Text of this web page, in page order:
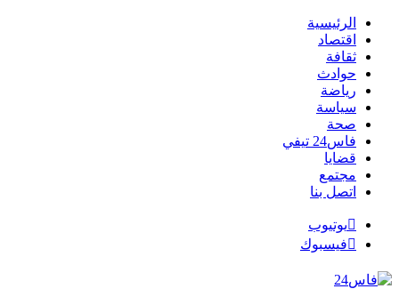
الرئيسية
اقتصاد
ثقافة
حوادث
رياضة
سياسة
صحة
فاس24 تيفي
قضايا
مجتمع
اتصل بنا
يوتيوب
فيسبوك